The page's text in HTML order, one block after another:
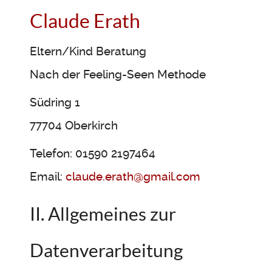
Claude Erath
Eltern/Kind Beratung
Nach der Feeling-Seen Methode
Südring 1
77704 Oberkirch
Telefon: 01590 2197464
Email: claude.erath@gmail.com
II. Allgemeines zur
Datenverarbeitung